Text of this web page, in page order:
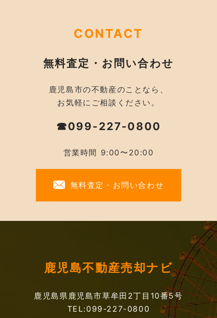
CONTACT
無料査定・お問い合わせ
鹿児島市の不動産のことなら、
お気軽にご相談ください。
☎099-227-0800
営業時間 9:00〜20:00
無料査定・お問い合わせ
鹿児島不動産売却ナビ
鹿児島県鹿児島市草牟田2丁目10番5号
TEL:099-227-0800